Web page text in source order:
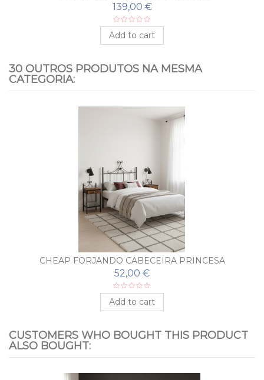
139,00 €
Add to cart
30 OUTROS PRODUTOS NA MESMA
CATEGORIA:
CHEAP FORJANDO CABECEIRA PRINCESA
52,00 €
Add to cart
CUSTOMERS WHO BOUGHT THIS PRODUCT
ALSO BOUGHT: